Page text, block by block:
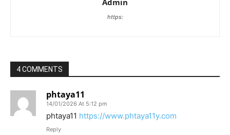
Admin
https:
4 COMMENTS
phtaya11
14/01/2026 At 5:12 pm
phtaya11 https://www.phtaya11y.com
Reply